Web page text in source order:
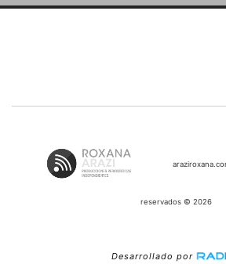
reservados © 2026
Desarrollado por